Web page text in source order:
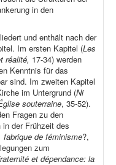
in den
und enthält nach der
Im ersten Kapitel (Les
réalité, 17-34) werden
Kenntnis für das
sind. Im zweiten Kapitel
im Untergrund (Ni
souterraine, 35-52).
Fragen zu den
in der Frühzeit des
fabrique de féminisme?,
zum
et dépendance: la